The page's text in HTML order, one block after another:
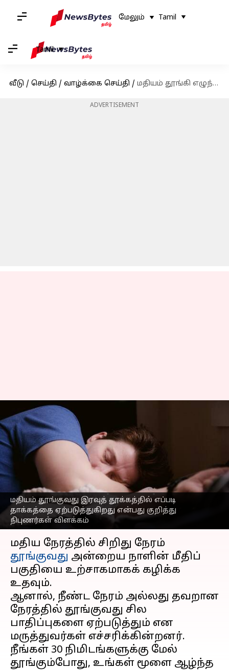
மேலும் Tamil
Tamil
வீடு / செய்தி / வாழ்க்கை செய்தி / மதியம் தூங்கி எழுந்தால் தலைவலி அல்லது சோர்வாக இருக்கிறதா? நீங்கள் செய்யும் இந்தத் தவறுதான் காரணம்
ADVERTISEMENT
மதியம் தூங்குவது இரவுத் தூக்கத்தில் எப்படி
தாக்கத்தை ஏற்படுத்துகிறது என்பது குறித்து
நிபுணர்கள் விளக்கம்
மதியம் தூங்கி எழுந்தால்
தலைவலி அல்லது
சோர்வாக இருக்கிறதா?
நீங்கள் செய்யும் இந்தத்
தவறுதான் காரணம்
எழுதியவர் Sekar Chinnappan Mar 15, 2026 12:38 pm
செய்தி முன்னோட்டம்
மதிய நேரத்தில் சிறிது நேரம்
தூங்குவது அன்றைய நாளின் மீதிப்
பகுதியை உற்சாகமாகக் கழிக்க
உதவும்.
ஆனால், நீண்ட நேரம் அல்லது தவறான
நேரத்தில் தூங்குவது சில
பாதிப்புகளை ஏற்படுத்தும் என
மருத்துவர்கள் எச்சரிக்கின்றனர்.
நீங்கள் 30 நிமிடங்களுக்கு மேல்
தூங்கும்போது, உங்கள் மூளை ஆழ்ந்த